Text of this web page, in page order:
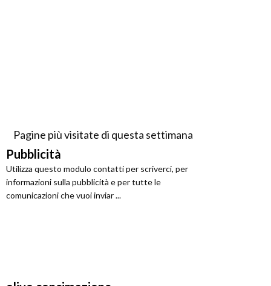
Pagine più visitate di questa settimana
Pubblicità
Utilizza questo modulo contatti per scriverci, per
informazioni sulla pubblicità e per tutte le
comunicazioni che vuoi inviar ...